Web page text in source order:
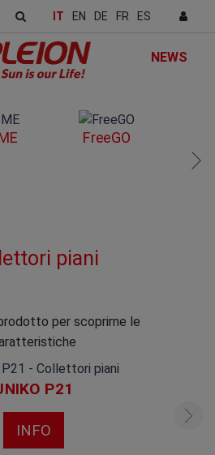
IT EN DE FR ES
NEWS
FreeGO
piani
per scoprirne le
P21
INFO